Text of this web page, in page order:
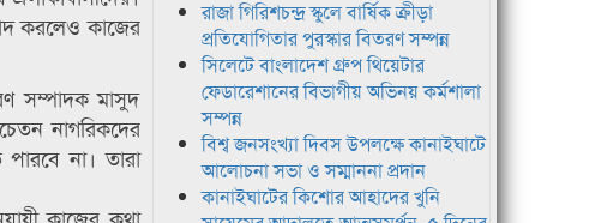
করলেও কাজের
সম্পাদক মাসুদ
নাগরিকদের
না। তারা
রাজা গিরিশচন্দ্র স্কুলে বার্ষিক ক্রীড়া
প্রতিযোগিতার পুরস্কার বিতরণ সম্পন্ন
সিলেটে বাংলাদেশ গ্রুপ থিয়েটার
ফেডারেশানের বিভাগীয় অভিনয় কর্মশালা
সম্পন্ন
বিশ্ব জনসংখ্যা দিবস উপলক্ষে কানাইঘাটে
আলোচনা সভা ও সম্মাননা প্রদান
কানাইঘাটের কিশোর আহাদের খুনি